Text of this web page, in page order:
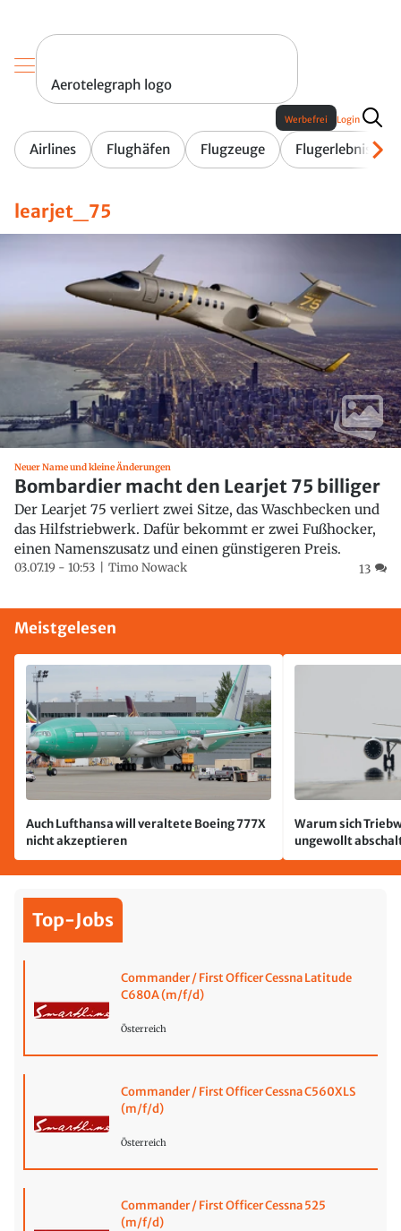
Aerotelegraph logo
Airlines Flughäfen Flugzeuge Flugerlebnis
Werbefrei Login
learjet_75
Neuer Name und kleine Änderungen
Bombardier macht den Learjet 75 billiger
Der Learjet 75 verliert zwei Sitze, das Waschbecken und
das Hilfstriebwerk. Dafür bekommt er zwei Fußhocker,
einen Namenszusatz und einen günstigeren Preis.
03.07.19 - 10:53 Timo Nowack 13
Meistgelesen
Auch Lufthansa will veraltete Boeing 777X
nicht akzeptieren
Warum sich
ungewollt
passiert
Top-Jobs
Commander / First Officer Cessna Latitude
C680A (m/f/d)
Österreich
Commander / First Officer Cessna C560XLS
(m/f/d)
Österreich
Commander / First Officer Cessna 525
(m/f/d)